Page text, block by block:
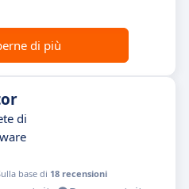
di più
di
base di 18 recensioni